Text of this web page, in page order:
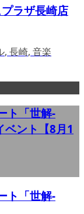
ラザ長崎店
, 長崎, 音楽
ト「世解-
ント【8月1
ト「世解-